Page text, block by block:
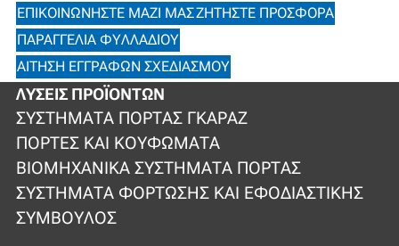
ΕΠΙΚΟΙΝΩΝΉΣΤΕ ΜΑΖΊ ΜΑΣΖΗΤΉΣΤΕ ΠΡΟΣΦΟΡΆ
ΠΑΡΑΓΓΕΛΊΑ ΦΥΛΛΑΔΊΟΥ
ΑΊΤΗΣΗ ΕΓΓΡΆΦΩΝ ΣΧΕΔΙΑΣΜΟΎ
ΛΎΣΕΙΣ ΠΡΟΪΌΝΤΩΝ
ΣΥΣΤΉΜΑΤΑ ΠΌΡΤΑΣ ΓΚΑΡΆΖ
ΠΌΡΤΕΣ ΚΑΙ ΚΟΥΦΏΜΑΤΑ
ΒΙΟΜΗΧΑΝΙΚΆ ΣΥΣΤΉΜΑΤΑ ΠΌΡΤΑΣ
ΣΥΣΤΉΜΑΤΑ ΦΌΡΤΩΣΗΣ ΚΑΙ ΕΦΟΔΙΑΣΤΙΚΉΣ
ΣΎΜΒΟΥΛΟΣ